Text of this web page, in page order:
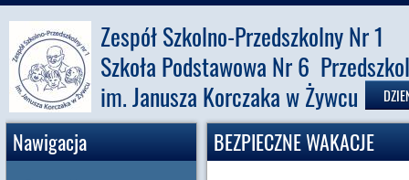
Zespół Szkolno-Przedszkolny Nr 1
Szkoła Podstawowa Nr 6
im. Janusza Korczaka w Żywcu
Nawigacja BEZPIECZNE WAKACJE